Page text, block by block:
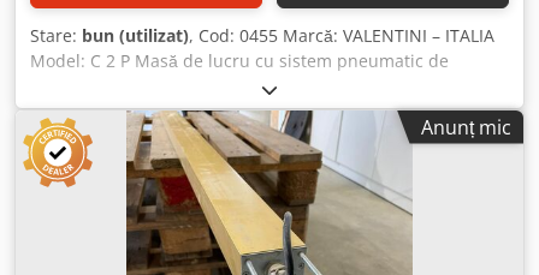
Stare: bun (utilizat), Cod: 0455 Marcă: VALENTINI – ITALIA
Model: C 2 P Masă de lucru cu sistem pneumatic de
prindere, pentru sertare, mobilier, rame, uși de dulap și
diverse aplicații. Dsdpfx Adsznk Ncjhewa Date tehnice:
Dimensiunile blatului de lucru: 2500 x 1300 mm Înălțimea
blatului de lucru de la sol: 720 mm Nr. 8 cilindri de
presare cu cursă reglabilă Nr. 9 ghidaje de sprijin Forța de
presare a cilindrului: 586–790 kg Nr. 2 panouri de control
Presiunea de lucru: 6/8 atm Dimensiuni totale (mm): 2600 x
1300 x 900 (înălțime) Greutate (kg): 1100
Anunț mic